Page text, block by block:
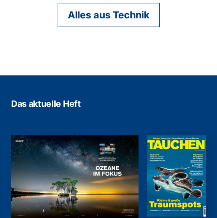
Alles aus Technik
Das aktuelle Heft